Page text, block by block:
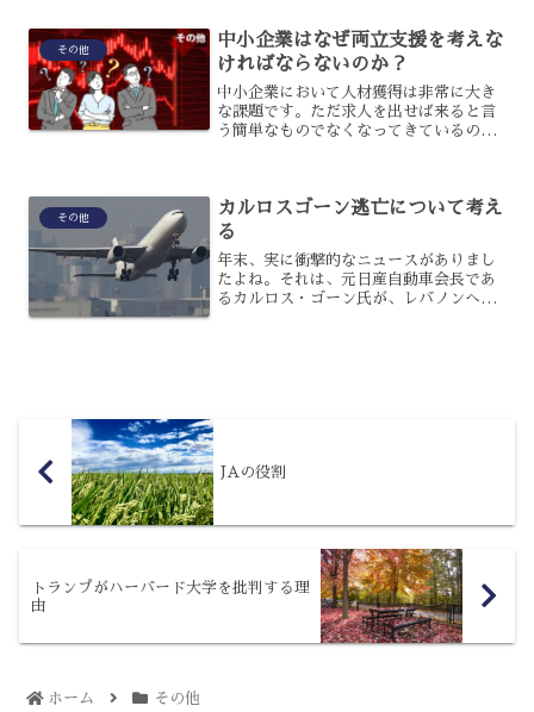
その他
中小企業はなぜ両立支援を考えな
ければならないのか？
中小企業において人材獲得は非常に大き
な課題です。ただ求人を出せば来ると言
う簡単なものでなくなってきているので
企業が両立支援を考えなけ...
その他
カルロスゴーン逃亡について考え
る
年末、実に衝撃的なニュースがありまし
たよね。それは、元日産自動車会長であ
るカルロス・ゴーン氏が、レバノンへ逃
JAの役割
トランプがハーバード大学を批判する理
由
ホーム その他